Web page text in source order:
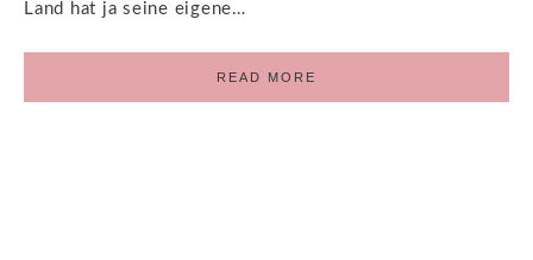
Land hat ja seine eigene…
READ MORE